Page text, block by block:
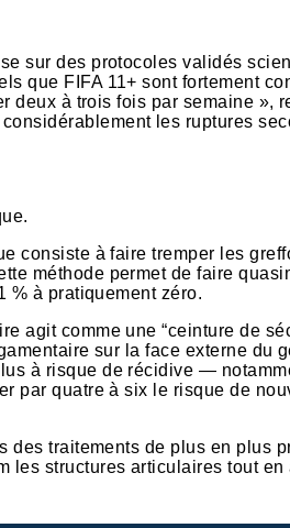
sur des protocoles validés
que FIFA 11+ sont fortement
deux à trois fois par semaine »,
les ruptures
consiste à faire tremper les
méthode permet de faire
% à pratiquement zéro.
agit comme une “ceinture de
sur la face externe du
à risque de récidive —
par quatre à six le risque de
des traitements de plus en plus
les structures articulaires tout en